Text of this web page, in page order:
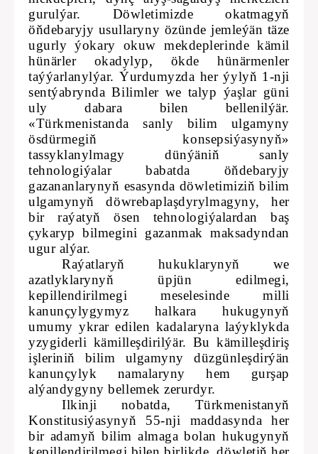
gurulýar. Döwletimizde okatmagyň
öňdebaryjy usullaryny özünde jemleýän täze
ugurly ýokary okuw mekdeplerinde kämil
hünärler okadylyp, ökde hünärmenler
taýýarlanylýar.Ýurdumyzda her ýylyň 1-nji
sentýabrynda Bilimler we talyp ýaşlar güni
uly dabara bilen bellenilýär.
«Türkmenistanda sanly bilim ulgamyny
ösdürmegiň konsepsiýasynyň»
tassyklanylmagy dünýäniň sanly
tehnologiýalar babatda öňdebaryjy
gazananlarynyň esasynda döwletimiziň bilim
ulgamynyň döwrebaplaşdyrylmagyny, her
bir raýatyň ösen tehnologiýalardan baş
çykaryp bilmegini gazanmak maksadyndan
ugur alýar.
Raýatlaryň hukuklarynyň we
azatlyklarynyň üpjün edilmegi,
kepillendirilmegi meselesinde milli
kanunçylygymyz halkara hukugynyň
umumy ykrar edilen kadalaryna laýyklykda
yzygiderli kämilleşdirilýär. Bu kämilleşdiriş
işleriniň bilim ulgamyny düzgünleşdirýän
kanunçylyk namalaryny hem gurşap
alýandygyny bellemek zerurdyr.
Ilkinji nobatda, Türkmenistanyň
Konstitusiýasynyň 55-nji maddasynda her
bir adamyň bilim almaga bolan hukugynyň